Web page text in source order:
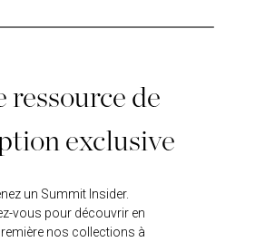
ressource de
exclusive
un Summit Insider.
vous pour découvrir en
nos collections à